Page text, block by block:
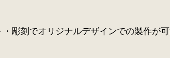
彫刻でオリジナルデザインでの製作が